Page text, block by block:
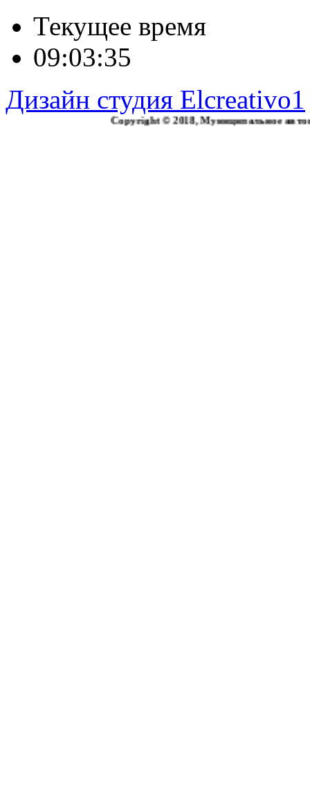
Текущее время
09:03:36
Дизайн студия Elcreativo1
Copyright © 2018, Муниципальное автономное